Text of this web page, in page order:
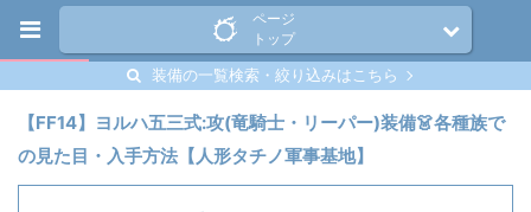
ページ
トップ
装備の一覧検索・絞り込みはこちら
【FF14】ヨルハ五三式:攻(竜騎士・リーパー)装備👗各種族で
の見た目・入手方法【人形タチノ軍事基地】